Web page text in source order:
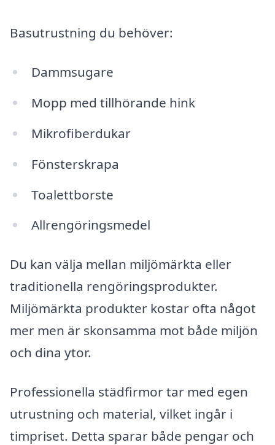
Basutrustning du behöver:
Dammsugare
Mopp med tillhörande hink
Mikrofiberdukar
Fönsterskrapa
Toalettborste
Allrengöringsmedel
Du kan välja mellan miljömärkta eller
traditionella rengöringsprodukter.
Miljömärkta produkter kostar ofta något
mer men är skonsamma mot både miljön
och dina ytor.
Professionella städfirmor tar med egen
utrustning och material, vilket ingår i
timpriset. Detta sparar både pengar och